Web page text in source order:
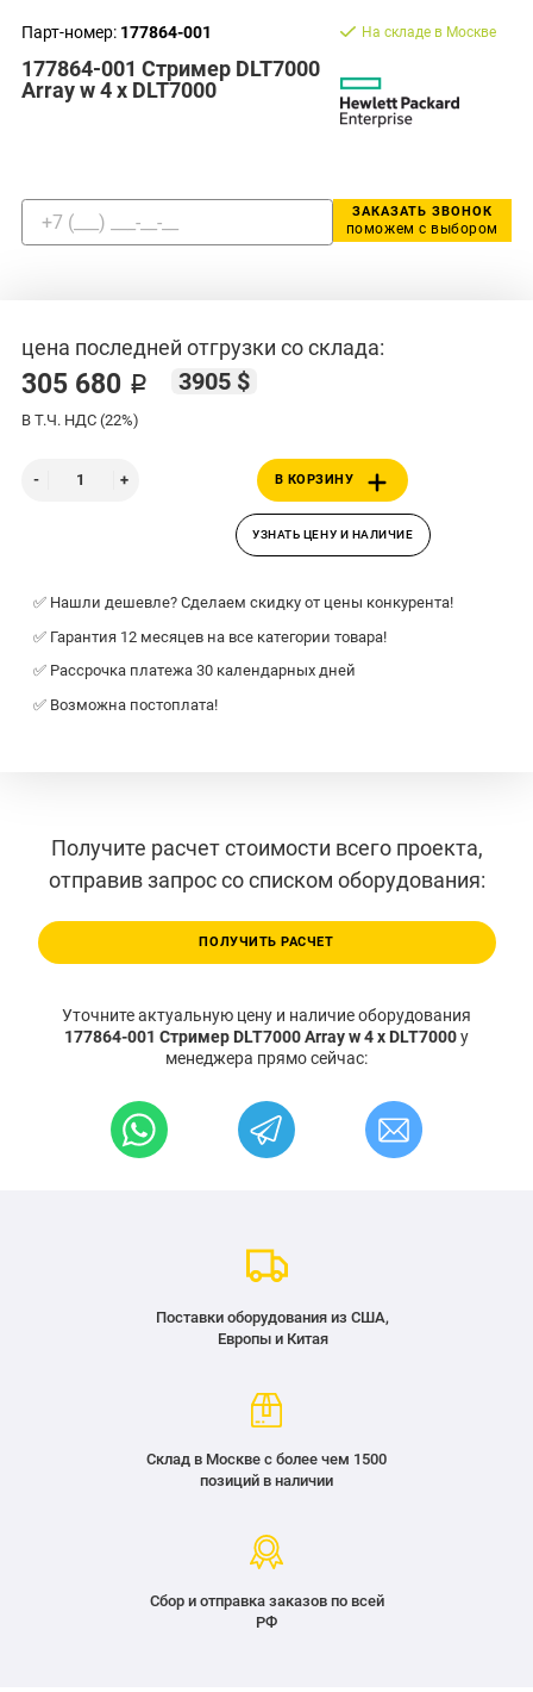
Парт-номер: 177864-001
177864-001 Стример DLT7000
Array w 4 x DLT7000
На складе в Москве
ЗАКАЗАТЬ ЗВОНОК
поможем с выбором
цена последней отгрузки со склада:
305 680 ₽ 3905 $
В Т.Ч. НДС (22%)
В КОРЗИНУ
УЗНАТЬ ЦЕНУ И НАЛИЧИЕ
✅ Нашли дешевле? Сделаем скидку от цены конкурента!
✅ Гарантия 12 месяцев на все категории товара!
✅ Рассрочка платежа 30 календарных дней
✅ Возможна постоплата!
Получите расчет стоимости всего проекта,
отправив запрос со списком оборудования:
ПОЛУЧИТЬ РАСЧЕТ
Уточните актуальную цену и наличие оборудования
177864-001 Стример DLT7000 Array w 4 x DLT7000у
менеджера прямо сейчас:
Поставки оборудования из США,
Европы и Китая
Склад в Москве с более чем 1500
позиций в наличии
Сбор и отправка заказов по всей
РФ